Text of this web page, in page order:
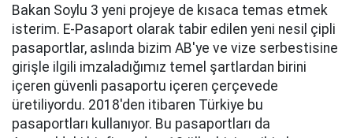
Bakan Soylu 3 yeni projeye de kısaca temas etmek
isterim. E-Pasaport olarak tabir edilen yeni nesil çipli
pasaportlar, aslında bizim AB'ye ve vize serbestisine
girişle ilgili imzaladığımız temel şartlardan birini
içeren güvenli pasaportu içeren çerçevede
üretiliyordu. 2018'den itibaren Türkiye bu
pasaportları kullanıyor. Bu pasaportları da